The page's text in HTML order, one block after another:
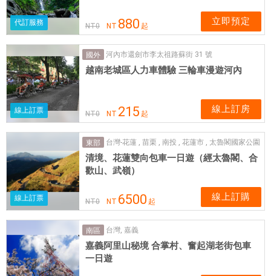
代訂服務 NT0 NT 880 起 立即預定
線上訂票
國外 河內市還劍市李太祖路蘇街 31 號
越南老城區人力車體驗 三輪車漫遊河內
NT0 NT 215 起 線上訂房
線上訂票
東部 台灣-花蓮 , 苗栗 , 南投 , 花蓮市 , 太魯閣國家公園
清境、花蓮雙向包車一日遊（經太魯閣、合
歡山、武嶺）
NT0 NT 6500 起 線上訂購
南區 台灣, 嘉義
嘉義阿里山秘境 合掌村、奮起湖老街包車
一日遊